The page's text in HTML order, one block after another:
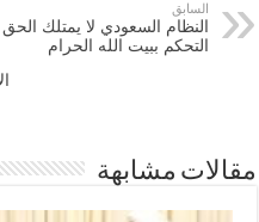
السابق
النظام السعودي لا يمتلك
التحكم ببيت الله الحرام
مقالات مشابهة